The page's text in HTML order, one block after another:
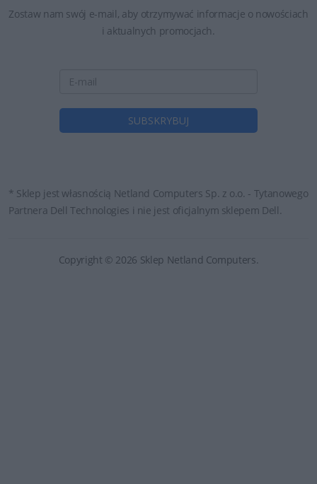
Zostaw nam swój e-mail, aby otrzymywać informacje o nowościach
i aktualnych promocjach.
* Sklep jest własnością Netland Computers Sp. z o.o. - Tytanowego
Partnera Dell Technologies i nie jest oficjalnym sklepem Dell.
Copyright © 2026 Sklep Netland Computers.